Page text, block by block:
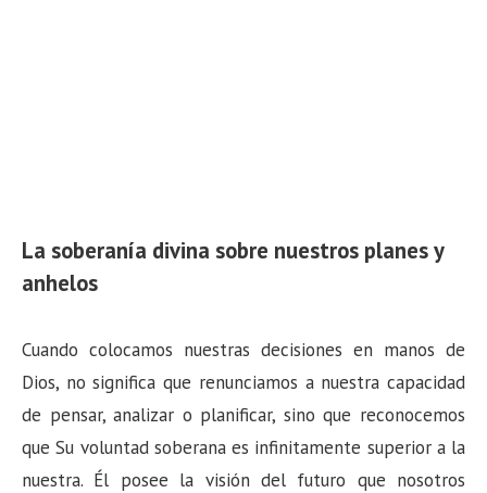
La soberanía divina sobre nuestros planes y
anhelos
Cuando colocamos nuestras decisiones en manos de
Dios, no significa que renunciamos a nuestra capacidad
de pensar, analizar o planificar, sino que reconocemos
que Su voluntad soberana es infinitamente superior a la
nuestra. Él posee la visión del futuro que nosotros